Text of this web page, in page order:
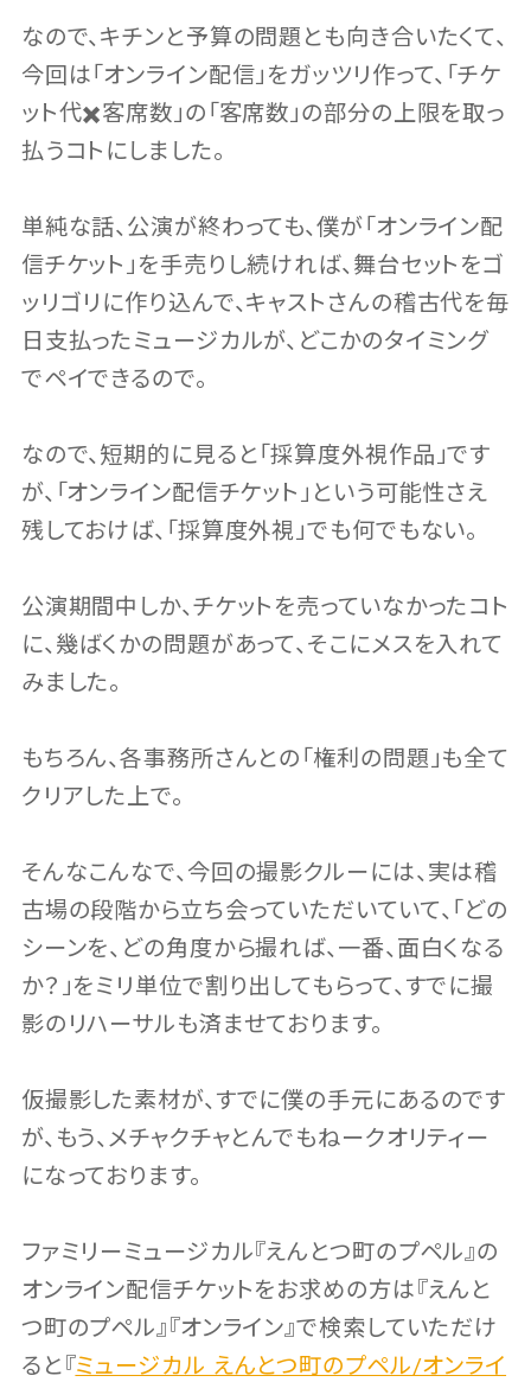
なので、キチンと予算の問題とも向き合いたくて、
今回は「オンライン配信」をガッツリ作って、「チケ
ット代✖️客席数」の「客席数」の部分の上限を取っ
払うコトにしました。
単純な話、公演が終わっても、僕が「オンライン配
信チケット」を手売りし続ければ、舞台セットをゴ
ッリゴリに作り込んで、キャストさんの稽古代を毎
日支払ったミュージカルが、どこかのタイミング
でペイできるので。
なので、短期的に見ると「採算度外視作品」です
が、「オンライン配信チケット」という可能性さえ
残しておけば、「採算度外視」でも何でもない。
公演期間中しか、チケットを売っていなかったコト
に、幾ばくかの問題があって、そこにメスを入れて
みました。
もちろん、各事務所さんとの「権利の問題」も全て
クリアした上で。
そんなこんなで、今回の撮影クルーには、実は稽
古場の段階から立ち会っていただいていて、「どの
シーンを、どの角度から撮れば、一番、面白くなる
か？」をミリ単位で割り出してもらって、すでに撮
影のリハーサルも済ませております。
仮撮影した素材が、すでに僕の手元にあるのです
が、もう、メチャクチャとんでもねークオリティー
になっております。
ファミリーミュージカル『えんとつ町のプペル』の
オンライン配信チケットをお求めの方は『えんと
つ町のプペル』『オンライン』で検索していただけ
ると『ミュージカル えんとつ町のプペル/オンライ